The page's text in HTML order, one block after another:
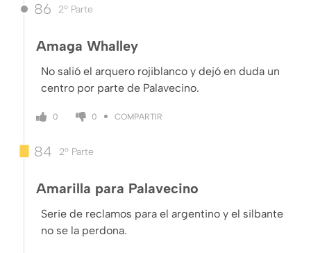
86 2º Parte
Amaga Whalley
No salió el arquero rojiblanco y dejó en duda un
centro por parte de Palavecino.
0 0 COMPARTIR
84 2º Parte
Amarilla para Palavecino
Serie de reclamos para el argentino y el silbante
no se la perdona.